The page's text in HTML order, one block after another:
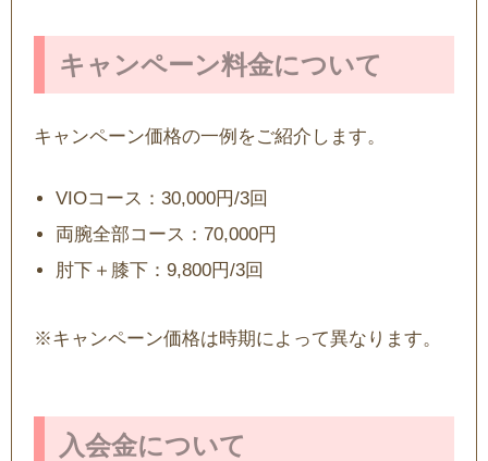
キャンペーン料金について
キャンペーン価格の一例をご紹介します。
VIOコース：30,000円/3回
両腕全部コース：70,000円
肘下＋膝下：9,800円/3回
※キャンペーン価格は時期によって異なります。
入会金について